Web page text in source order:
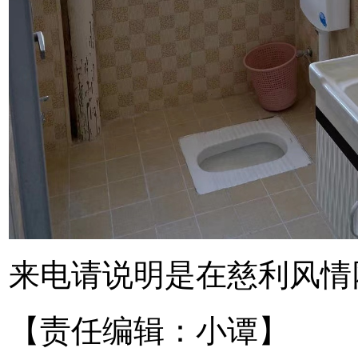
来电请说明是在慈利风
【责任编辑：小谭】